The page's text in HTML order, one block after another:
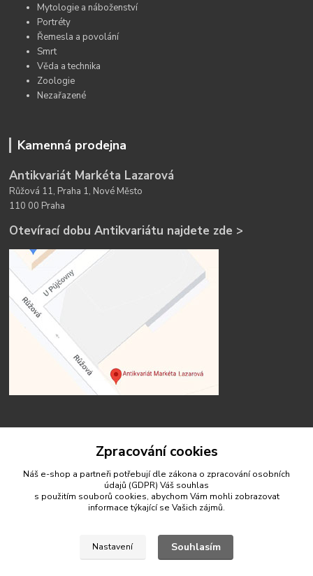
Mytologie a náboženství
Portréty
Řemesla a povolání
Smrt
Věda a technika
Zoologie
Nezařazené
Kamenná prodejna
Antikvariát Markéta Lazarová
Růžová 11, Praha 1, Nové Město
110 00 Praha
Otevírací dobu Antikvariátu najdete zde >
antikvariat.marketa.lazarova@gmail.com
Zpracování cookies
Náš e-shop a partneři potřebují dle zákona o zpracování osobních
údajů (GDPR) Váš souhlas
s použitím souborů cookies, abychom Vám mohli zobrazovat
informace týkající se Vašich zájmů.
Nastavení Souhlasím